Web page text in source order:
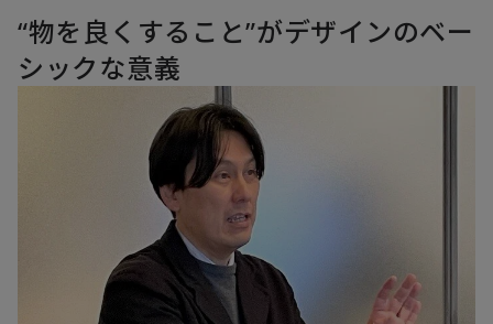
“物を良くすること”がデザインのベー
シックな意義